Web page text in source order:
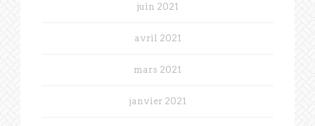
juin 2021
avril 2021
mars 2021
janvier 2021